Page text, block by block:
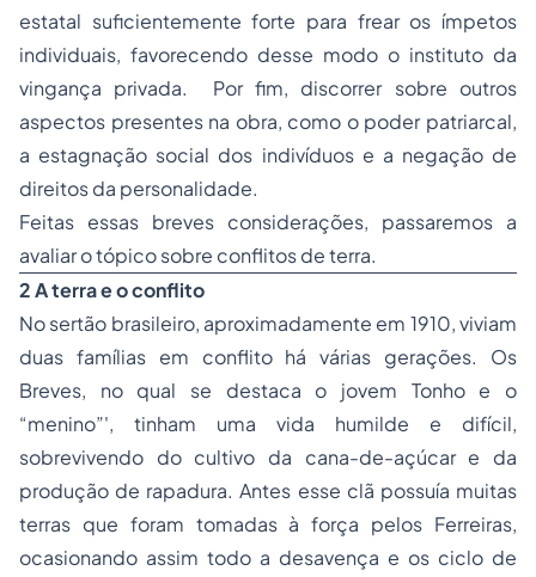
estatal suficientemente forte para frear os ímpetos
individuais, favorecendo desse modo o instituto da
vingança privada. Por fim, discorrer sobre outros
aspectos presentes na obra, como o poder patriarcal,
a estagnação social dos indivíduos e a negação de
direitos da personalidade.
Feitas essas breves considerações, passaremos a
avaliar o tópico sobre conflitos de terra.
2 A terra e o conflito
No sertão brasileiro, aproximadamente em 1910, viviam
duas famílias em conflito há várias gerações. Os
Breves, no qual se destaca o jovem Tonho e o
“menino”', tinham uma vida humilde e difícil,
sobrevivendo do cultivo da cana-de-açúcar e da
produção de rapadura. Antes esse clã possuía muitas
terras que foram tomadas à força pelos Ferreiras,
ocasionando assim todo a desavença e os ciclo de